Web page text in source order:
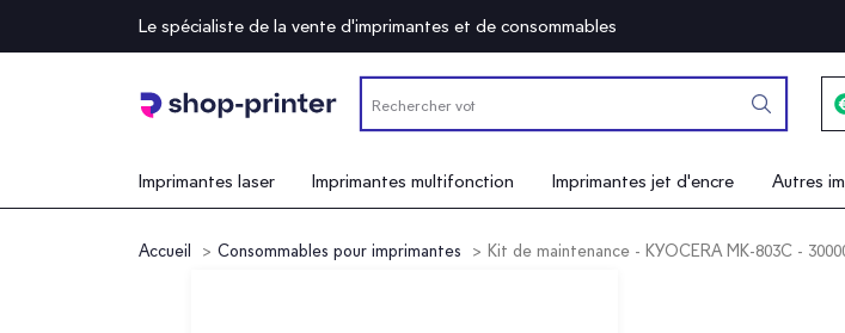
Le spécialiste de la vente d'imprimantes et de consommables
Imprimantes laser Imprimantes multifonction Imprimantes jet d'encre Autres
Accueil Consommables pour imprimantes Kit de maintenance - KYOCERA MK-803C -